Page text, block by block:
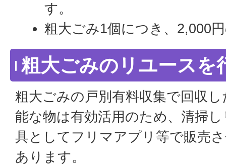
す。
粗大ごみ1個につき、2,000
粗大ごみのリユースを
粗大ごみの戸別有料収集で回収
能な物は有効活用のため、清掃
具としてフリマアプリ等で販売
あります。